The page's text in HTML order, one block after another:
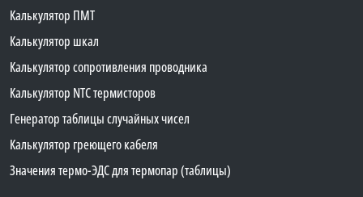
Калькулятор ПМТ
Калькулятор шкал
Калькулятор сопротивления проводника
Калькулятор NTC термисторов
Генератор таблицы случайных чисел
Калькулятор греющего кабеля
Значения термо-ЭДС для термопар (таблицы)